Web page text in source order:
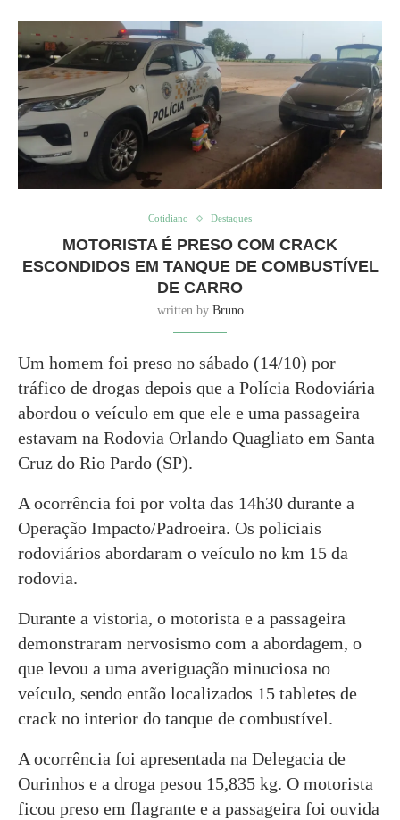
Cotidiano Destaques
MOTORISTA É PRESO COM CRACK
ESCONDIDOS EM TANQUE DE COMBUSTÍVEL
DE CARRO
written by Bruno
Um homem foi preso no sábado (14/10) por
tráfico de drogas depois que a Polícia Rodoviária
abordou o veículo em que ele e uma passageira
estavam na Rodovia Orlando Quagliato em Santa
Cruz do Rio Pardo (SP).
A ocorrência foi por volta das 14h30 durante a
Operação Impacto/Padroeira. Os policiais
rodoviários abordaram o veículo no km 15 da
rodovia.
Durante a vistoria, o motorista e a passageira
demonstraram nervosismo com a abordagem, o
que levou a uma averiguação minuciosa no
veículo, sendo então localizados 15 tabletes de
crack no interior do tanque de combustível.
A ocorrência foi apresentada na Delegacia de
Ourinhos e a droga pesou 15,835 kg. O motorista
ficou preso em flagrante e a passageira foi ouvida